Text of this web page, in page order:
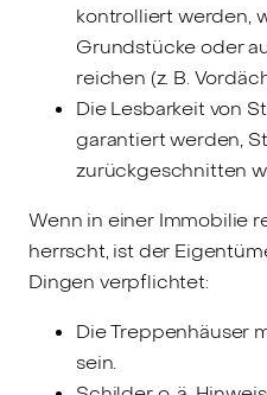
kontrolliert werden,
Grundstücke oder
reichen (z. B.
Die Lesbarkeit von
garantiert werden,
zurückgeschnitten
Wenn in einer Immobilie
herrscht, ist der
Dingen verpflichtet:
Die Treppenhäuser
sein.